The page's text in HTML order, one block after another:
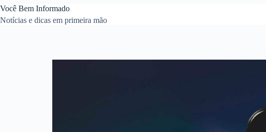
Você Bem Informado
Notícias e dicas em primeira mão